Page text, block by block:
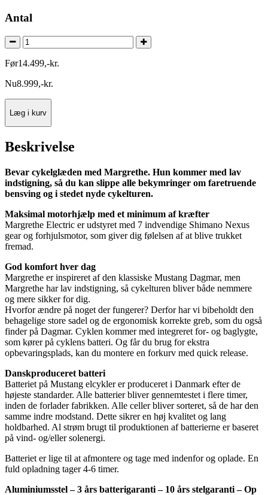
Antal
Før14.499,-kr.
Nu8.999,-kr.
Læg i kurv
Beskrivelse
Bevar cykelglæden med Margrethe. Hun kommer med lav
indstigning, så du kan slippe alle bekymringer om faretruende
bensving og i stedet nyde cykelturen.
Maksimal motorhjælp med et minimum af kræfter
Margrethe Electric er udstyret med 7 indvendige Shimano Nexus
gear og forhjulsmotor, som giver dig følelsen af at blive trukket
fremad.
God komfort hver dag
Margrethe er inspireret af den klassiske Mustang Dagmar, men
Margrethe har lav indstigning, så cykelturen bliver både nemmere
og mere sikker for dig.
Hvorfor ændre på noget der fungerer? Derfor har vi bibeholdt den
behagelige store sadel og de ergonomisk korrekte greb, som du også
finder på Dagmar. Cyklen kommer med integreret for- og baglygte,
som kører på cyklens batteri. Og får du brug for ekstra
opbevaringsplads, kan du montere en forkurv med quick release.
Danskproduceret batteri
Batteriet på Mustang elcykler er produceret i Danmark efter de
højeste standarder. Alle batterier bliver gennemtestet i flere timer,
inden de forlader fabrikken. Alle celler bliver sorteret, så de har den
samme indre modstand. Dette sikrer en høj kvalitet og lang
holdbarhed. Al strøm brugt til produktionen af batterierne er baseret
på vind- og/eller solenergi.
Batteriet er lige til at afmontere og tage med indenfor og oplade. En
fuld opladning tager 4-6 timer.
Aluminiumsstel – 3 års batterigaranti – 10 års stelgaranti – Op